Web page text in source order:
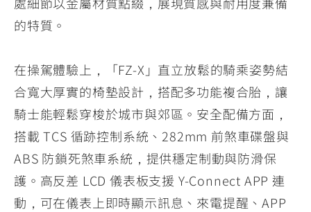
的特質。
在操駕體驗上，「FZ-X」直立放鬆的騎乘姿勢結
合寬大厚實的椅墊設計，搭配多功能複合胎，讓
騎士能輕鬆穿梭於城市與郊區。安全配備方面，
搭載 TCS 循跡控制系統、282mm 前煞車碟盤與
ABS 防鎖死煞車系統，提供穩定制動與防滑保
護。高反差 LCD 儀表板支援 Y-Connect APP 連
動，可在儀表上即時顯示訊息、來電提醒、APP